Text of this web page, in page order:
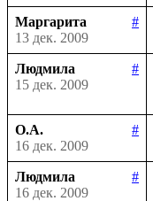
Маргарита
#
13 дек. 2009
Людмила
#
15 дек. 2009
О.А.
#
16 дек. 2009
Людмила
#
16 дек. 2009